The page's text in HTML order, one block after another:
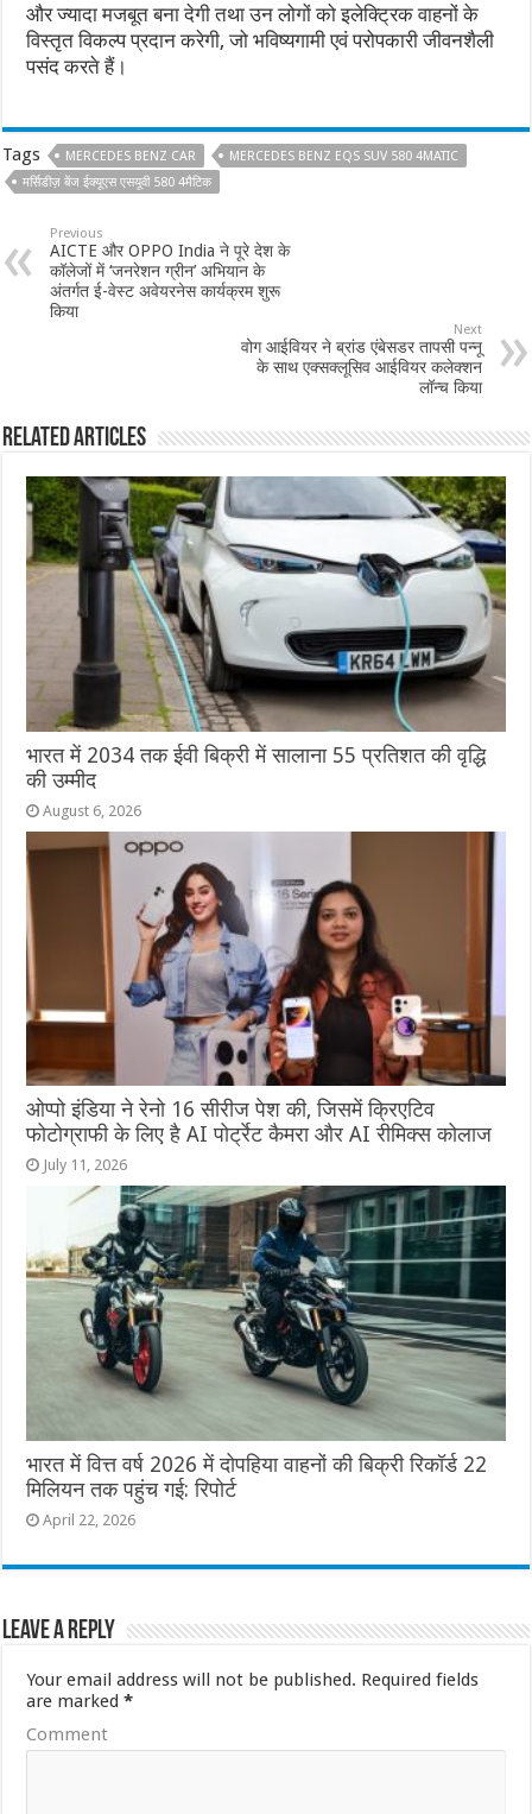
और ज्यादा मजबूत बना देगी तथा उन लोगों को इलेक्ट्रिक वाहनों के
विस्तृत विकल्प प्रदान करेगी, जो भविष्यगामी एवं परोपकारी जीवनशैली
पसंद करते हैं।
Tags MERCEDES BENZ CAR
MERCEDES BENZ EQS SUV 580 4MATIC
मर्सिडीज़ बेंज ईक्यूएस एसयूवी 580 4मैटिक
Previous
AICTE और OPPO India ने पूरे देश के
कॉलेजों में ‘जनरेशन ग्रीन’ अभियान के
अंतर्गत ई-वेस्ट अवेयरनेस कार्यक्रम शुरू
किया
Next
वोग आईवियर ने ब्रांड एंबेसडर तापसी पन्नू
के साथ एक्सक्लूसिव आईवियर कलेक्शन
लॉन्च किया
Related Articles
भारत में 2034 तक ईवी बिक्री में सालाना 55 प्रतिशत की वृद्धि
की उम्मीद
August 6, 2026
ओप्‍पो इंडिया ने रेनो 16 सीरीज पेश की, जिसमें क्रिएटिव
फोटोग्राफी के लिए है AI पोर्ट्रेट कैमरा और AI रीमिक्स कोलाज
July 11, 2026
भारत में वित्त वर्ष 2026 में दोपहिया वाहनों की बिक्री रिकॉर्ड 22
मिलियन तक पहुंच गई: रिपोर्ट
April 22, 2026
Leave a Reply
Your email address will not be published. Required fields
are marked*
Comment